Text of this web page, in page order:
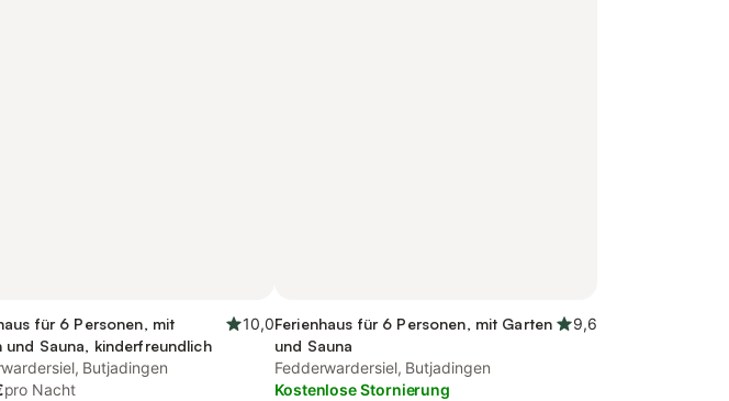
für 6 Personen, mit
und Sauna, kinderfreundlich
10,0
Butjadingen
pro Nacht
Ferienhaus für 6 Personen, mit Garten
und Sauna
9,6
Fedderwardersiel, Butjadingen
Kostenlose Stornierung